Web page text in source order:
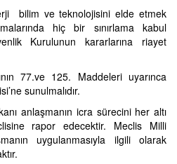
bilim ve teknolojisini elde etmek
hiç bir sınırlama kabul
Kurulunun kararlarına riayet
77.ve 125. Maddeleri uyarınca
sunulmalıdır.
anlaşmanın icra sürecini her altı
rapor edecektir. Meclis Milli
uygulanmasıyla ilgili olarak